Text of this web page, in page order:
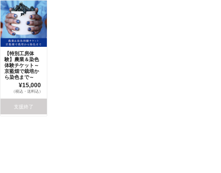
【特別工房体
験】農業＆染色
体験チケット～
京藍畑で栽培か
ら染色まで～
¥15,000
（税込・送料込）
支援終了